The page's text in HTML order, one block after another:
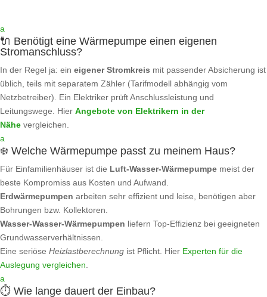
a
🔌 Benötigt eine Wärmepumpe einen eigenen
Stromanschluss?
In der Regel ja: ein eigener Stromkreis mit passender Absicherung ist
üblich, teils mit separatem Zähler (Tarifmodell abhängig vom
Netzbetreiber). Ein Elektriker prüft Anschlussleistung und
Leitungswege. Hier Angebote von Elektrikern in der
Nähe vergleichen.
a
❄️ Welche Wärmepumpe passt zu meinem Haus?
Für Einfamilienhäuser ist die Luft‑Wasser‑Wärmepumpe meist der
beste Kompromiss aus Kosten und Aufwand.
Erdwärmepumpen arbeiten sehr effizient und leise, benötigen aber
Bohrungen bzw. Kollektoren.
Wasser‑Wasser‑Wärmepumpen liefern Top‑Effizienz bei geeigneten
Grundwasserverhältnissen.
Eine seriöse Heizlastberechnung ist Pflicht. Hier Experten für die
Auslegung vergleichen.
a
⏱️ Wie lange dauert der Einbau?